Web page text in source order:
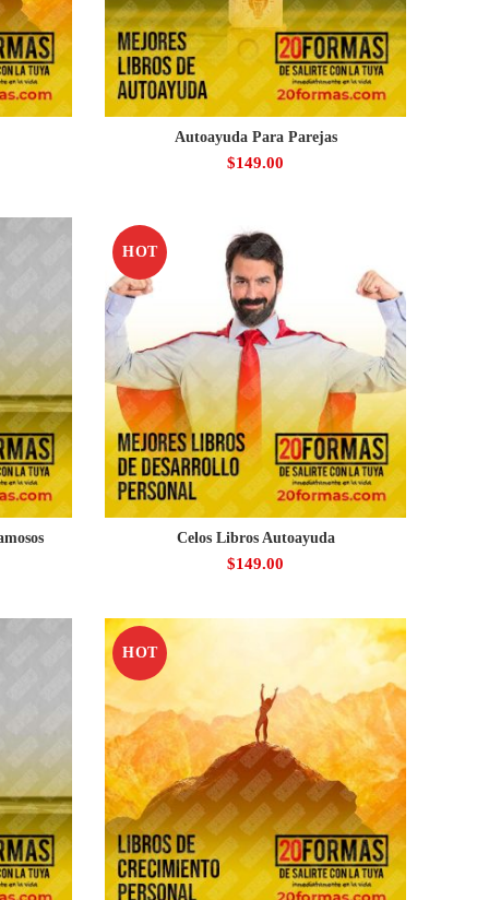
Autoayuda Para Parejas
$149.00
HOT
Celos Libros Autoayuda
$149.00
HOT